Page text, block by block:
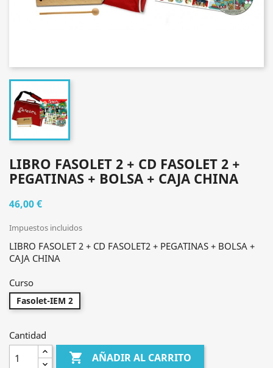
LIBRO FASOLET 2 + CD FASOLET 2 +
PEGATINAS + BOLSA + CAJA CHINA
46,00 €
Impuestos incluidos
LIBRO FASOLET 2 + CD FASOLET2 + PEGATINAS + BOLSA +
CAJA CHINA
Curso
Fasolet-IEM 2
Cantidad
 AÑADIR AL CARRITO